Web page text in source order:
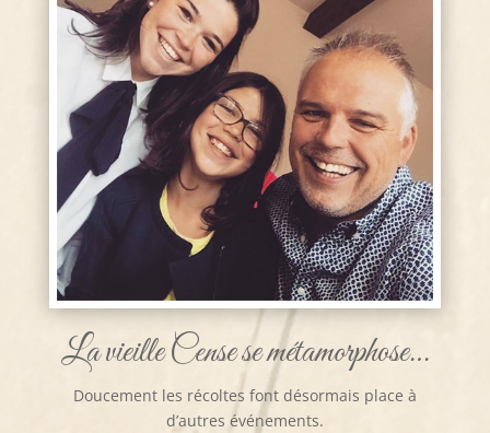
La vieille Cense se métamorphose…
Doucement les récoltes font désormais place à
d’autres événements.